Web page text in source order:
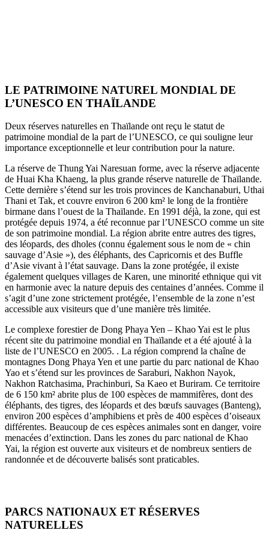
LE PATRIMOINE NATUREL MONDIAL DE
L’UNESCO EN THAÏLANDE
Deux réserves naturelles en Thaïlande ont reçu le statut de
patrimoine mondial de la part de l’UNESCO, ce qui souligne leur
importance exceptionnelle et leur contribution pour la nature.
La réserve de Thung Yai Naresuan forme, avec la réserve adjacente
de Huai Kha Khaeng, la plus grande réserve naturelle de Thaïlande.
Cette dernière s’étend sur les trois provinces de Kanchanaburi, Uthai
Thani et Tak, et couvre environ 6 200 km² le long de la frontière
birmane dans l’ouest de la Thaïlande. En 1991 déjà, la zone, qui est
protégée depuis 1974, a été reconnue par l’UNESCO comme un site
de son patrimoine mondial. La région abrite entre autres des tigres,
des léopards, des dholes (connu également sous le nom de « chin
sauvage d’Asie »), des éléphants, des Capricornis et des Buffle
d’Asie vivant à l’état sauvage. Dans la zone protégée, il existe
également quelques villages de Karen, une minorité ethnique qui vit
en harmonie avec la nature depuis des centaines d’années. Comme il
s’agit d’une zone strictement protégée, l’ensemble de la zone n’est
accessible aux visiteurs que d’une manière très limitée.
Le complexe forestier de Dong Phaya Yen – Khao Yai est le plus
récent site du patrimoine mondial en Thaïlande et a été ajouté à la
liste de l’UNESCO en 2005. . La région comprend la chaîne de
montagnes Dong Phaya Yen et une partie du parc national de Khao
Yao et s’étend sur les provinces de Saraburi, Nakhon Nayok,
Nakhon Ratchasima, Prachinburi, Sa Kaeo et Buriram. Ce territoire
de 6 150 km² abrite plus de 100 espèces de mammifères, dont des
éléphants, des tigres, des léopards et des bœufs sauvages (Banteng),
environ 200 espèces d’amphibiens et près de 400 espèces d’oiseaux
différentes. Beaucoup de ces espèces animales sont en danger, voire
menacées d’extinction. Dans les zones du parc national de Khao
Yai, la région est ouverte aux visiteurs et de nombreux sentiers de
randonnée et de découverte balisés sont praticables.
PARCS NATIONAUX ET RÉSERVES
NATURELLES